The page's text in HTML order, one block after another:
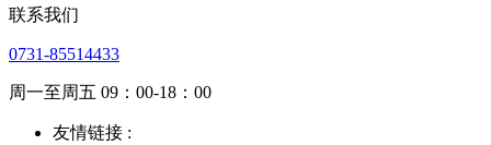
联系我们
0731-85514433
周一至周五 09：00-18：00
友情链接 :